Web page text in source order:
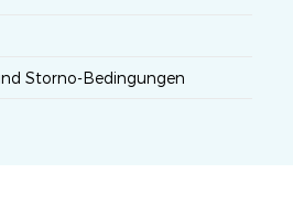
Storno-Bedingungen